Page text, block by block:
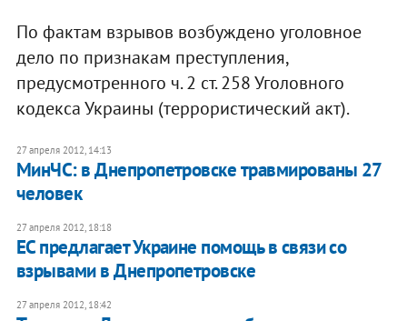
По фактам взрывов возбуждено уголовное
дело по признакам преступления,
предусмотренного ч. 2 ст. 258 Уголовного
кодекса Украины (террористический акт).
27 апреля 2012, 14:13
МинЧС: в Днепропетровске травмированы 27
человек
27 апреля 2012, 18:18
ЕС предлагает Украине помощь в связи со
взрывами в Днепропетровске
27 апреля 2012, 18:42